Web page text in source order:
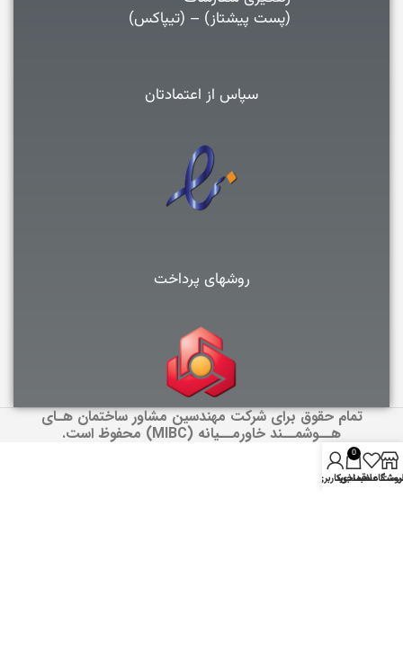
(پست پیشتاز) – (تیپاکس)
سپاس از اعتمادتان
روشهای پرداخت
تمام حقوق برای شرکت مهندسین مشاور ساختمان هـای
هــوشمــند خاورمــیانه (MIBC) محفوظ است.
لیست علاقمندی
0
سبد خرید
حساب کاربری من